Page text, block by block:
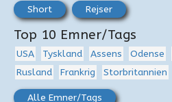
Short Rejser
Top 10 Emner/Tags
USA Tyskland Assens Odense
Rusland
Frankrig Storbritannien
Alle Emner/Tags